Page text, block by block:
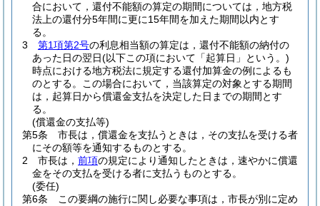
合において，還付不能額の算定の期間については，地方税
法上の還付分5年間に更に15年間を加えた期間以内とす
る。
3
第1項第2号の利息相当額の算定は，還付不能額の納付の
あった日の翌日(以下この項において「起算日」という。)
時点における地方税法に規定する還付加算金の例によるも
のとする。
この場合において，当該算定の対象とする期間
は，起算日から償還金支払を決定した日までの期間とす
る。
(償還金の支払等)
第5条
市長は，償還金を支払うときは，その支払を受ける者
にその額等を通知するものとする。
2
市長は， 前項の規定により通知したときは，速やかに償還
金をその支払を受ける者に支払うものとする。
(委任)
第6条
この要綱の施行に関し必要な事項は，市長が別に定め